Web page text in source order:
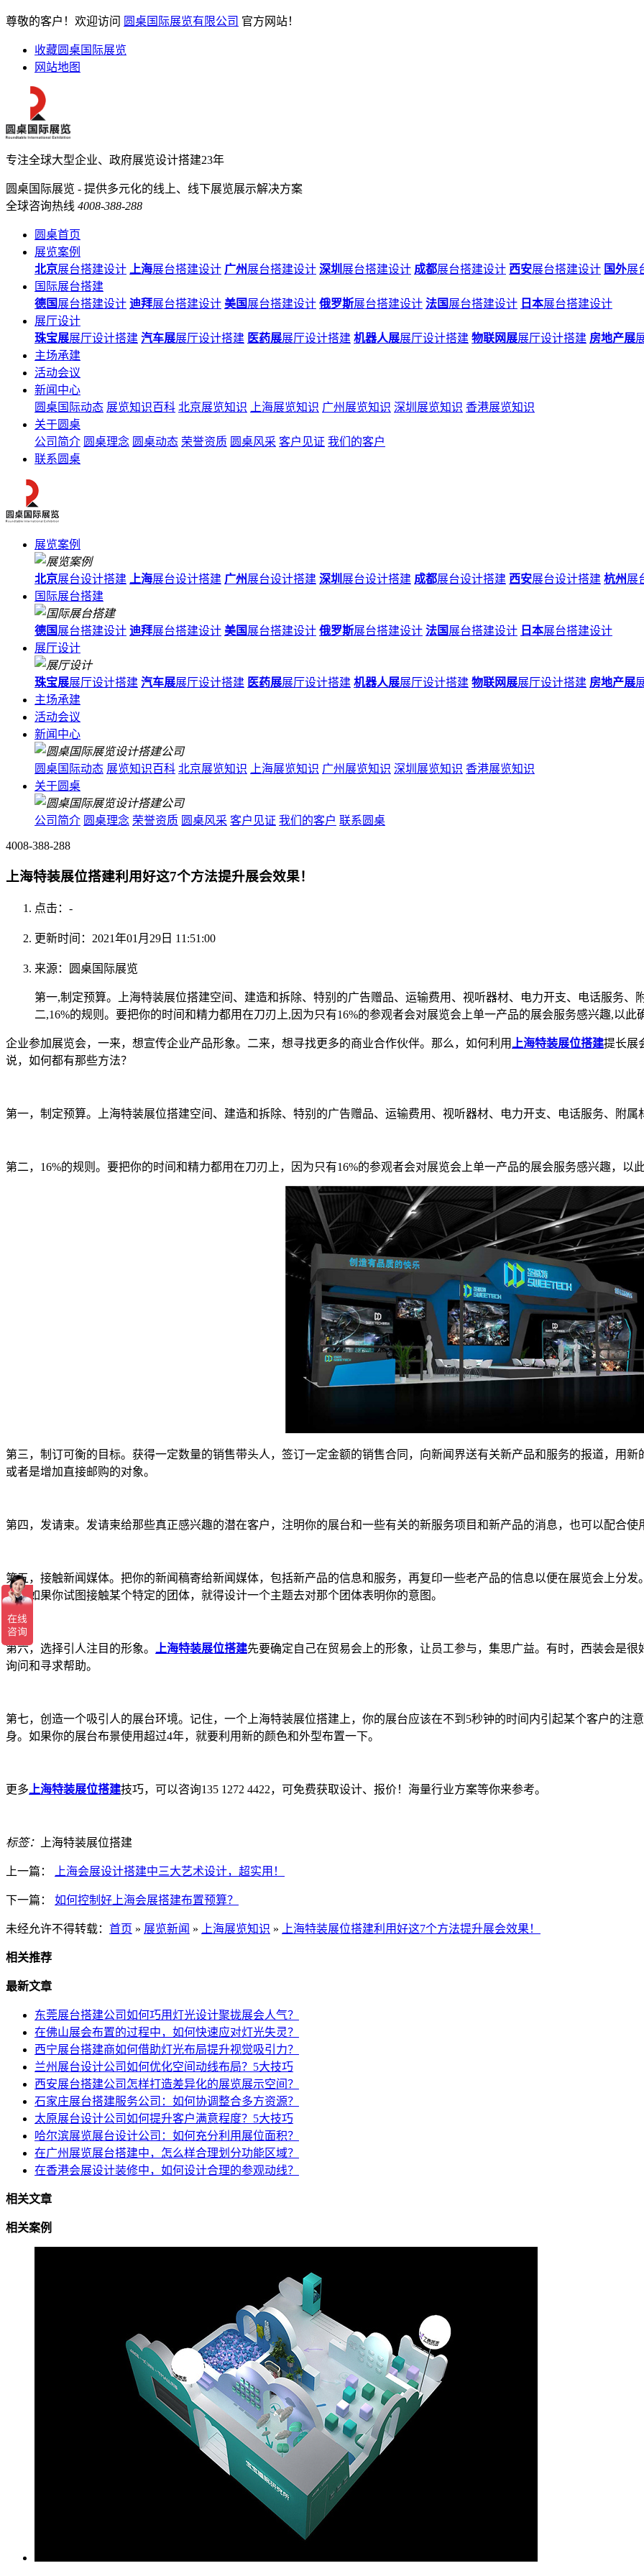
尊敬的客户！欢迎访问 圆桌国际展览有限公司 官方网站！
收藏圆桌国际展览
网站地图
专注全球大型企业、政府展览设计搭建23年
圆桌国际展览 - 提供多元化的线上、线下展览展示解决方案
全球咨询热线 4008-388-288
圆桌首页
展览案例
北京展台搭建设计 上海展台搭建设计 广州展台搭建设计 深圳 展台搭建设计 成都展台搭建设计 西安展台搭建设计 国外展
国际展台搭建
德国 展台搭建设计 迪拜展台搭建设计 美国 展台搭建设计 俄罗斯展台搭建设计 法国 展台搭建设计 日本展台搭建设计
展厅设计
珠宝展展厅设计搭建 汽车展展厅设计搭建 医药展展厅设计搭建 机器人展展厅设计搭建 物联网展展厅设计搭建 房地产展
主场承建
活动会议
新闻中心
圆桌国际动态 展览知识百科 北京展览知识 上海展览知识 广州展览知识 深圳展览知识 香港展览知识
关于圆桌
公司简介 圆桌理念 圆桌动态 荣誉资质 圆桌风采 客户见证 我们的客户
联系圆桌
展览案例
北京展台设计搭建 上海展台设计搭建 广州展台设计搭建 深圳 展台设计搭建 成都展台设计搭建 西安展台设计搭建 杭州展
国际展台搭建
德国 展台搭建设计 迪拜展台搭建设计 美国 展台搭建设计 俄罗斯展台搭建设计 法国 展台搭建设计 日本展台搭建设计
展厅设计
珠宝展展厅设计搭建 汽车展展厅设计搭建 医药展展厅设计搭建 机器人展展厅设计搭建 物联网展展厅设计搭建 房地产展
主场承建
活动会议
新闻中心
圆桌国际动态 展览知识百科 北京展览知识 上海展览知识 广州展览知识 深圳展览知识 香港展览知识
关于圆桌
公司简介 圆桌理念 荣誉资质 圆桌风采 客户见证 我们的客户 联系圆桌
4008-388-288
上海特装展位搭建利用好这7个方法提升展会效果！
点击： -
更新时间：2021年01月29日 11:51:00
来源：圆桌国际展览
第一,制定预算。上海特装展位搭建空间、建造和拆除、特别的广告赠品、运输费用、视听器材、电力开支、电话服务
二,16%的规则。要把你的时间和精力都用在刀刃上,因为只有16%的参观者会对展览会上单一产品的展会服务感兴趣,以此
企业参加展览会，一来，想宣传企业产品形象。二来，想寻找更多的商业合作伙伴。那么，如何利用 上海特装展位搭建提长展
说，如何都有那些方法？
第一，制定预算。上海特装展位搭建空间、建造和拆除、特别的广告赠品、运输费用、视听器材、电力开支、电话服务、附属
第二，16%的规则。要把你的时间和精力都用在刀刃上，因为只有16%的参观者会对展览会上单一产品的展会服务感兴趣，以
第三，制订可衡的目标。获得一定数量的销售带头人，签订一定金额的销售合同，向新闻界送有关新产品和服务的报道，用
或者是增加直接邮购的对象。
第四，发请柬。发请柬给那些真正感兴趣的潜在客户，注明你的展台和一些有关的新服务项目和新产品的消息，也可以配合使
第五，接触新闻媒体。把你的新闻稿寄给新闻媒体，包括新产品的信息和服务，再复印一些老产品的信息以便在展览会上分
题，如果你试图接触某个特定的团体，就得设计一个主题去对那个团体表明你的意图。
第六，选择引人注目的形象。 上海特装展位搭建先要确定自己在贸易会上的形象，让员工参与，集思广益。有时，西装会是
询问和寻求帮助。
第七，创造一个吸引人的展台环境。记住，一个上海特装展位搭建上，你的展台应该在不到5秒钟的时间内引起某个客户的注
身。如果你的展台布景使用超过4年，就要利用新的颜色和外型布置一下。
更多 上海特装展位搭建技巧，可以咨询135 1272 4422，可免费获取设计、报价！海量行业方案等你来参考。
标签： 上海特装展位搭建
上一篇： 上海会展设计搭建中三大艺术设计，超实用！
下一篇： 如何控制好上海会展搭建布置预算？
未经允许不得转载： 首页 » 展览新闻 » 上海展览知识 » 上海特装展位搭建利用好这7个方法提升展会效果！
相关推荐
最新文章
东莞展台搭建公司如何巧用灯光设计聚拢展会人气？
在佛山展会布置的过程中，如何快速应对灯光失灵？
西宁展台搭建商如何借助灯光布局提升视觉吸引力？
兰州展台设计公司如何优化空间动线布局？5大技巧
西安展台搭建公司怎样打造差异化的展览展示空间？
石家庄展台搭建服务公司：如何协调整合多方资源？
太原展台设计公司如何提升客户满意程度？5大技巧
哈尔滨展览展台设计公司：如何充分利用展位面积？
在广州展览展台搭建中，怎么样合理划分功能区域？
在香港会展设计装修中，如何设计合理的参观动线？
相关文章
相关案例